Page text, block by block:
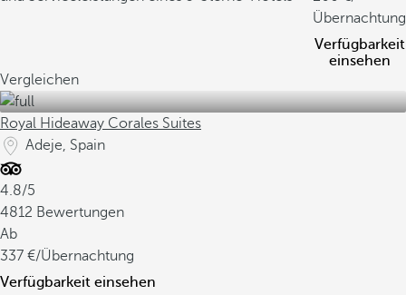
Übernachtung
Verfügbarkeit
einsehen
Vergleichen
Royal Hideaway Corales Suites
Adeje, Spain
4.8/5
4812 Bewertungen
Ab
337
/Übernachtung
Verfügbarkeit einsehen